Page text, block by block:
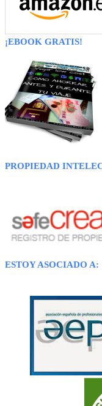
¡EBOOK GRATIS!
PROPIEDAD
ESTOY ASOCIADO A: